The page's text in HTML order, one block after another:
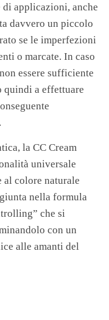
di applicazioni, anche
davvero un piccolo
se le imperfezioni
o marcate. In caso
essere sufficiente
quindi a effettuare
la CC Cream
universale
al colore naturale
nella formula
che si
con un
alle amanti del